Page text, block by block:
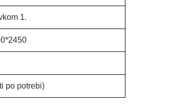
1.
po potrebi)